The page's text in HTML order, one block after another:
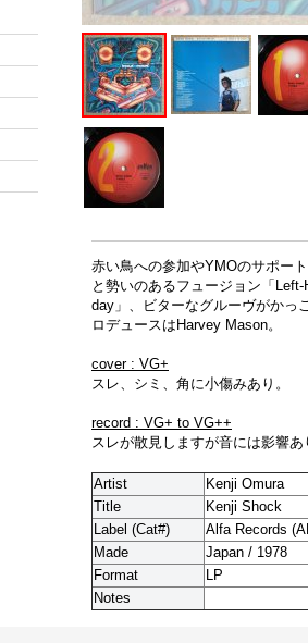
赤い鳥への参加やYMOのサポー
と勢いのあるフュージョン「
day」、ビターなグルーヴがかっ
ロデュースはHarvey Mason。
cover : VG+
スレ、シミ、角に小傷みあり。
record : VG+ to VG++
スレが散見しますが音には影響あ
Artist
Kenji Omura
Title
Kenji Shock
Label (Cat#)
Alfa Records
Made
Japan / 1978
Format
LP
Notes